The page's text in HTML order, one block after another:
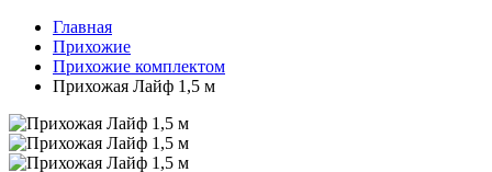
Главная
Прихожие
Прихожие комплектом
Прихожая Лайф 1,5 м